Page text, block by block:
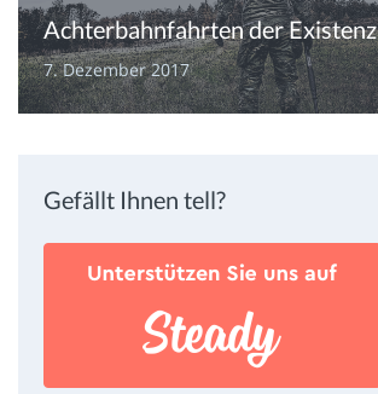
Achterbahnfahrten der Existenz
7. Dezember 2017
Gefällt Ihnen tell?